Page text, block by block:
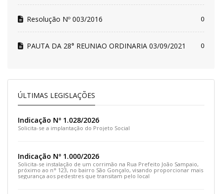
Resolução Nº 003/2016 0
PAUTA DA 28° REUNIAO ORDINARIA 03/09/2021 0
ÚLTIMAS LEGISLAÇÕES
Indicação Nº 1.028/2026
Solicita-se a implantação do Projeto Social
Indicação Nº 1.000/2026
Solicita-se instalação de um corrimão na Rua Prefeito João Sampaio,
próximo ao n° 123, no bairro São Gonçalo, visando proporcionar mais
segurança aos pedestres que transitam pelo local